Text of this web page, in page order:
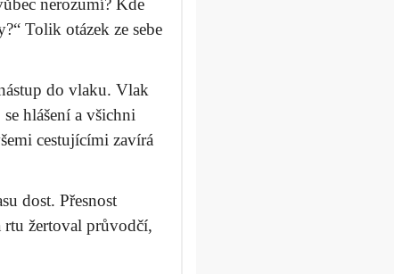
nerozumí? Kde
Tolik otázek ze sebe
do vlaku. Vlak
hlášení a všichni
cestujícími zavírá
dost. Přesnost
rtu žertoval průvodčí,